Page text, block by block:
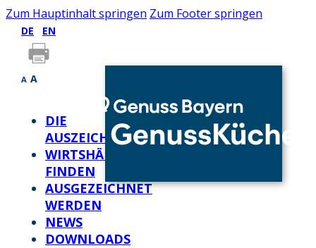
Zum Hauptinhalt springen Zum Footer springen
DE EN
A A
DIE
AUSZEICHNUNG
WIRTSHÄUSER
FINDEN
AUSGEZEICHNET
WERDEN
NEWS
DOWNLOADS